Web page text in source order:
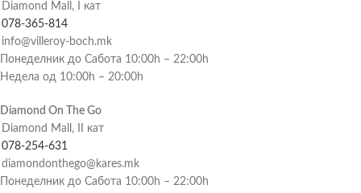
Diamond Mall, I кат
078-365-814
info@villeroy-boch.mk
Понеделник до Сабота 10:00h – 22:00h
Недела од 10:00h – 20:00h
Diamond On The Go
Diamond Mall, II кат
078-254-631
diamondonthego@kares.mk
Понеделник до Сабота 10:00h – 22:00h